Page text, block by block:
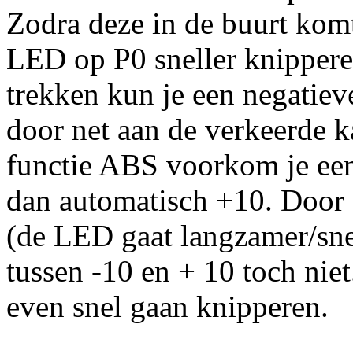
Zodra deze in de buurt
LED op P0 sneller
trekken kun je een
door net aan de verkeerde
functie ABS voorkom je
dan automatisch +10.
(de LED gaat langzamer/
tussen -10 en + 10 toch
even snel gaan knipperen.